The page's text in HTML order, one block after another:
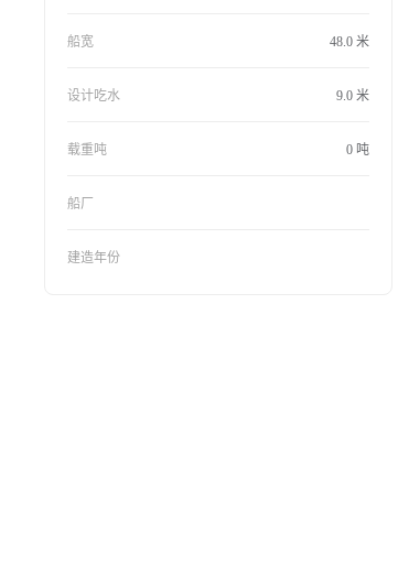
船宽 48.0 米
设计吃水 9.0 米
载重吨 0 吨
船厂
建造年份